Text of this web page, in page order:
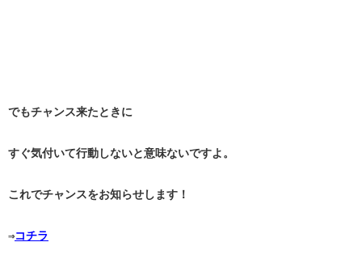
でもチャンス来たときに
すぐ気付いて行動しないと意味ないですよ。
これでチャンスをお知らせします！
⇒コチラ